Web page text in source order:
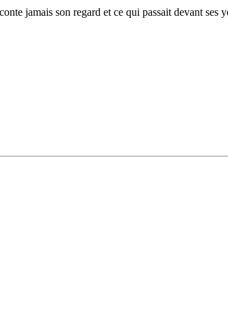
jamais son regard et ce qui passait devant